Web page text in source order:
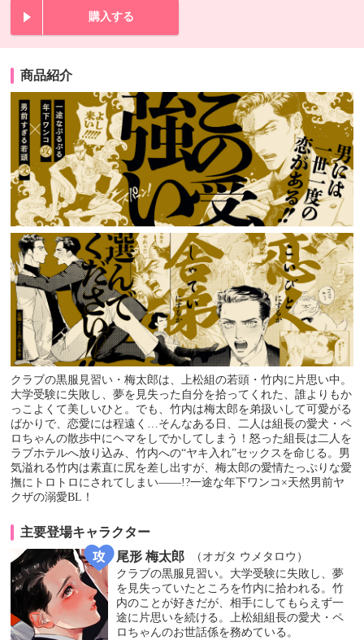
購入する
商品紹介
クラブの黒服見習い・梅太郎は、上松組の若頭・竹内に片思い中。
大学受験に失敗し、夢を見失った自分を拾ってくれた、誰よりもか
っこよくて美しいひと。でも、竹内は梅太郎を弟扱いして可愛がる
ばかりで、恋愛には程遠く…そんなある日、二人は組長の愛犬・ペ
ロちゃんの散歩中にヘマをしでかしてしまう！怒った組長は二人を
ラブホテルへ放り込み、竹内への“ヤキ入れ”セックスを命じる。男
気溢れる竹内は素直に尻を差し出すが、梅太郎の愛情たっぷりな愛
撫にトロトロにされてしまい――!?一途な年下ワンコ×天然男前ヤ
クザの溺愛BL！
主要登場キャラクター
尾形 梅太郎
（オガタ ウメタロウ）
クラブの黒服見習い。大学受験に失敗し、夢
を見失っていたところを竹内に拾われる。竹
内のことが好きだが、相手にしてもらえず一
途に片思いを続ける。上松組組長の愛犬・ペ
ロちゃんのお世話係を務めている。